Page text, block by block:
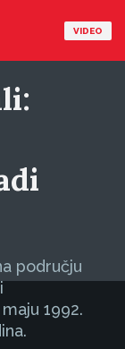
VIDEO
području
1992.